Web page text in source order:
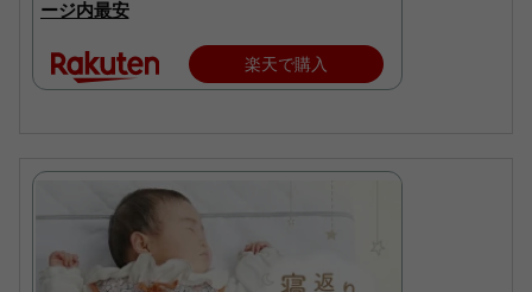
ージ内最安
楽天で購入